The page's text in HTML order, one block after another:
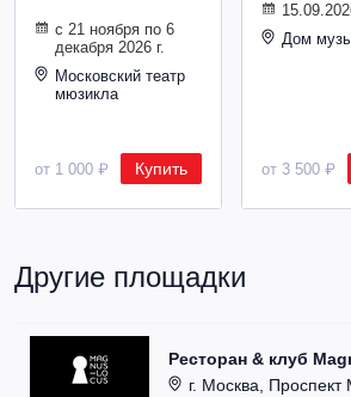
с 21 ноября по 6
декабря 2026 г.
Московский театр
мюзикла
от 1 000 ₽ Купить
Дом
от 3 500 ₽
Другие площадки
Ресторан & клуб
г. Москва,